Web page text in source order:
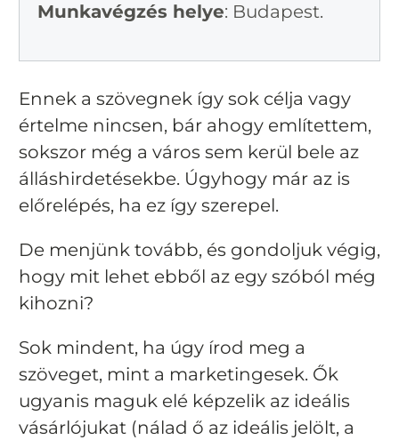
Munkavégzés helye: Budapest.
Ennek a szövegnek így sok célja vagy
értelme nincsen, bár ahogy említettem,
sokszor még a város sem kerül bele az
álláshirdetésekbe. Úgyhogy már az is
előrelépés, ha ez így szerepel.
De menjünk tovább, és gondoljuk végig,
hogy mit lehet ebből az egy szóból még
kihozni?
Sok mindent, ha úgy írod meg a
szöveget, mint a marketingesek. Ők
ugyanis maguk elé képzelik az ideális
vásárlójukat (nálad ő az ideális jelölt, a